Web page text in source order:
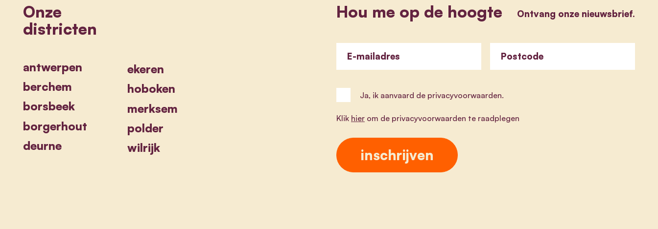
Onze
districten
antwerpen
berchem
borsbeek
borgerhout
deurne
ekeren
hoboken
merksem
polder
wilrijk
Hou me op de hoogte Ontvang onze nieuwsbrief.
E-mailadres Postcode
Ja, ik aanvaard de privacyvoorwaarden.
Klik hierom de privacyvoorwaarden te raadplegen